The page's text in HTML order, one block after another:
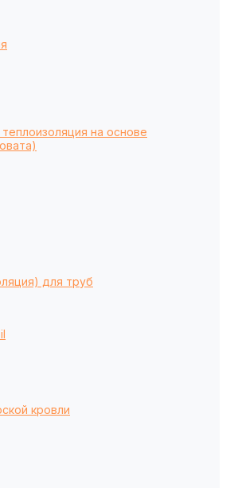
на основе
для труб
кровли